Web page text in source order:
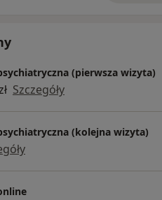
w procesie powrotu do
z terapią lub
z trudnej sytuacji życiowej
specjalisty. Do
uwzględniając w procesie
(pierwsza wizyta)
Szczegóły
(kolejna wizyta)